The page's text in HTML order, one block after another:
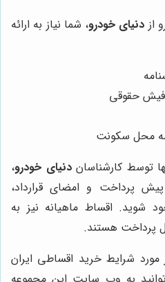
از دنیای خودرو، شما نیاز به ارائه
فیش حقوقی
محل سکونت
توسط کارشناساندنیای خودرو،
پرداخت و امضای قرارداد،
شوید. اقساط ماهیانه نیز به
پرداخت هستند.
شرایط خرید اقساطی ایران